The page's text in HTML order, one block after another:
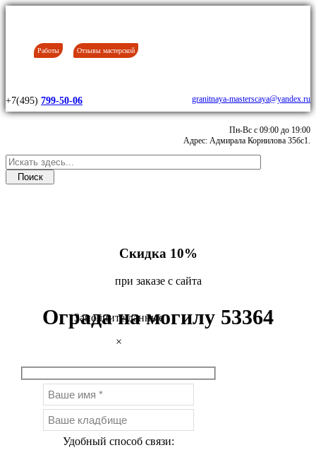
Работы Отзывы мастерской
+7(495) 799-50-06 granitnaya-masterscaya@yandex.ru
Пн-Вс с 09:00 до 19:00
Адрес: Адмирала Корнилова 35бс1.
Скидка 10%
при заказе с сайта
Ограда на могилу 53364
Заполните данные
×
Удобный способ связи: